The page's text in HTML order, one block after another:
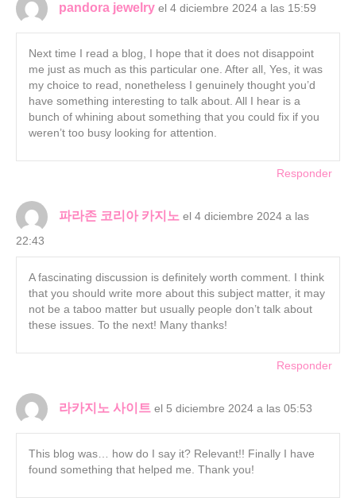
pandora jewelry el 4 diciembre 2024 a las 15:59
Next time I read a blog, I hope that it does not disappoint
me just as much as this particular one. After all, Yes, it was
my choice to read, nonetheless I genuinely thought you’d
have something interesting to talk about. All I hear is a
bunch of whining about something that you could fix if you
weren’t too busy looking for attention.
Responder
파라존 코리아 카지노 el 4 diciembre 2024 a las
22:43
A fascinating discussion is definitely worth comment. I think
that you should write more about this subject matter, it may
not be a taboo matter but usually people don’t talk about
these issues. To the next! Many thanks!
Responder
라카지노 사이트 el 5 diciembre 2024 a las 05:53
This blog was… how do I say it? Relevant!! Finally I have
found something that helped me. Thank you!